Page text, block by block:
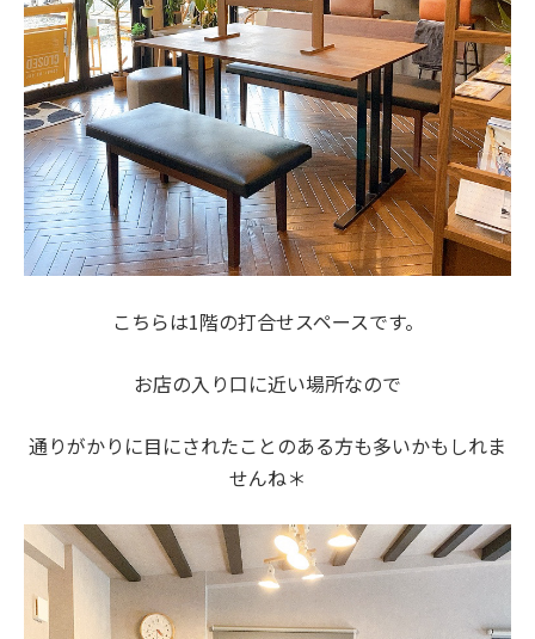
こちらは1階の打合せスペースです。
お店の入り口に近い場所なので
通りがかりに目にされたことのある方も多いかもしれま
せんね＊